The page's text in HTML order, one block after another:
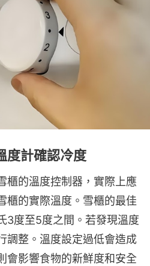
計確認冷度
櫃的溫度控制器，實際上應
櫃的實際溫度。雪櫃的最佳
3度至5度之間。若發現溫度
調整。溫度設定過低會造成
會影響食物的新鮮度和安全